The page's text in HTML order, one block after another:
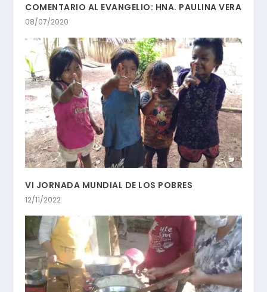
COMENTARIO AL EVANGELIO: HNA. PAULINA VERA
08/07/2020
VI JORNADA MUNDIAL DE LOS POBRES
12/11/2022